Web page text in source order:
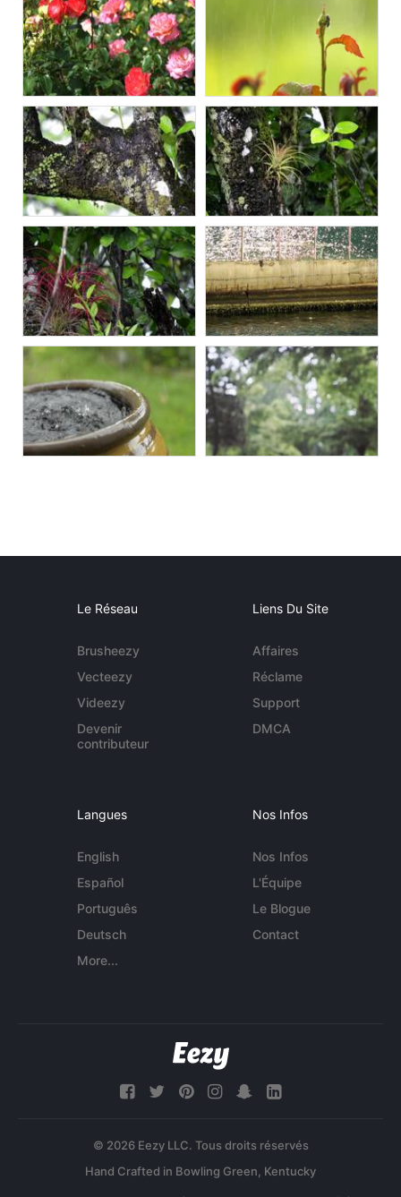
Le Réseau
Brusheezy
Vecteezy
Videezy
Devenir
contributeur
Liens Du Site
Affaires
Réclame
Support
DMCA
Langues
English
Español
Português
Deutsch
More...
Nos Infos
Nos Infos
L'Équipe
Le Blogue
Contact
© 2026 Eezy LLC. Tous droits réservés